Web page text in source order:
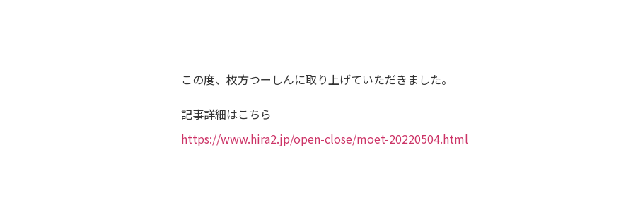
この度、枚方つーしんに取り上げていただきました。
記事詳細はこちら
https://www.hira2.jp/open-close/moet-20220504.html